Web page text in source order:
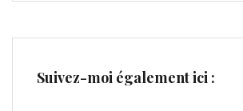
Suivez-moi également ici :